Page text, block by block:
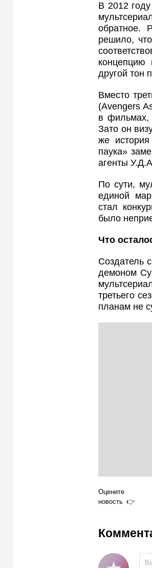
В 2012
обратное.
решило,
концепцию
другой тон
Вместо
(Avengers
в фильмах,
Зато он
же
паука»
агенты
По сути,
единой
стал
было
Что
Создатель
демоном
третьего
планам не
Оцените
новость